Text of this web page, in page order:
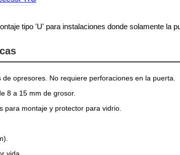
tipo 'U' para instalaciones donde solamente la
de opresores. No requiere perforaciones en la puerta.
8 a 15 mm de grosor.
para montaje y protector para vidrio.